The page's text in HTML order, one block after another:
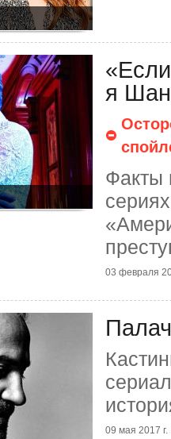
я
Факты
03 февраля
09 мая 2017 г.